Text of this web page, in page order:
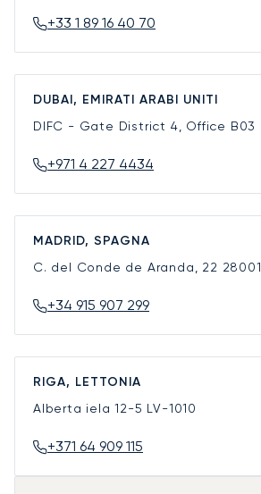
+33 1 89 16 40 70
DUBAI, EMIRATI ARABI UNITI
DIFC - Gate District 4, Office B03
+971 4 227 4434
MADRID, SPAGNA
C. del Conde de Aranda, 22 28001
+34 915 907 299
RIGA, LETTONIA
Alberta iela 12-5 LV-1010
+371 64 909 115